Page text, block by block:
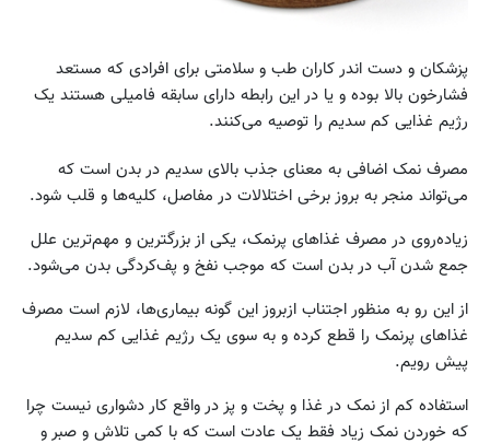
پزشکان و دست‌ اندر کاران طب و سلامتی برای افرادی که مستعد
فشارخون بالا بوده و یا در این رابطه دارای سابقه فامیلی هستند یک
رژیم غذایی کم سدیم را توصیه می‌کنند.
مصرف نمک اضافی به معنای جذب بالای سدیم در بدن است که
می‌تواند منجر به بروز برخی اختلالات در مفاصل، کلیه‌ها و قلب شود.
زیاده‌روی در مصرف غذاهای پرنمک، یکی از بزرگترین و مهم‌ترین علل
جمع شدن آب در بدن است که موجب نفخ و پف‌کردگی بدن می‌شود.
از این رو به منظور اجتناب ازبروز این گونه بیماری‌ها، لازم است مصرف
غذاهای پرنمک را قطع کرده و به سوی یک رژیم غذایی کم سدیم
پیش رویم.
استفاده کم از نمک در غذا و پخت و پز در واقع کار دشواری نیست چرا
که خوردن نمک زیاد فقط یک عادت است که با کمی تلاش و صبر و